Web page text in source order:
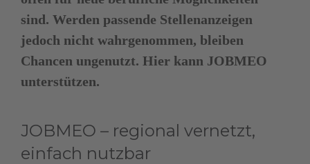
sind. Werden passende Stellenanzeigen
jedoch nicht wahrgenommen, bleiben
Chancen ungenutzt. Hier kann JOBMEO
unterstützen.
JOBMEO – regional vernetzt,
einfach nutzbar